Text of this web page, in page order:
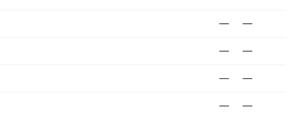
— —
— —
— —
— —